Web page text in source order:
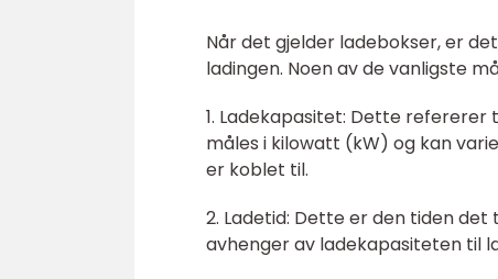
Når det gjelder ladebokser, er
ladingen. Noen av de vanligste
1. Ladekapasitet: Dette
måles i kilowatt (kW) og kan
er koblet til.
2. Ladetid: Dette er den tiden
avhenger av ladekapasiteten til